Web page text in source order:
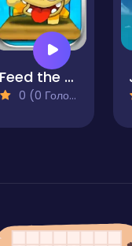
Feed the Ape
0 (0 Голосів)